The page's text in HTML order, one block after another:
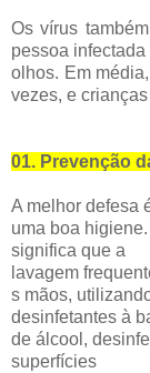
Os vírus
pessoa
olhos. Em
vezes, e
01. Prevenção
A melhor defesa
uma boa
significa que a
lavagem
s mãos,
desinfetantes à
de álcool,
superfícies